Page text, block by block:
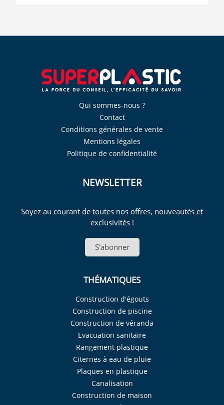
Qui sommes-nous ?
Contact
Conditions générales de vente
Mentions légales
Politique de confidentialité
NEWSLETTER
Soyez au courant de toutes nos offres, nouveautés et
exclusivités !
S'abonner
THÉMATIQUES
Construction d'égouts
Construction de piscine
Construction de véranda
Evacuation sanitaire
Rangement plastique
Citernes à eau de pluie
Plaques en plastique
Canalisation
Construction de maison